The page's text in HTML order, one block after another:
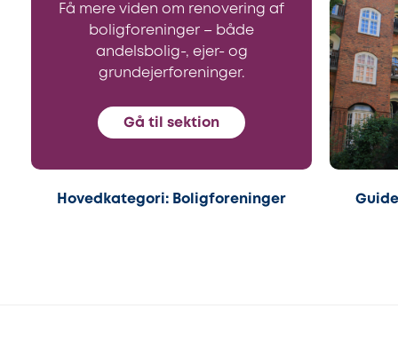
Få mere viden om renovering af
boligforeninger – både
andelsbolig-, ejer- og
grundejerforeninger.
Gå til sektion
Hovedkategori: Boligforeninger